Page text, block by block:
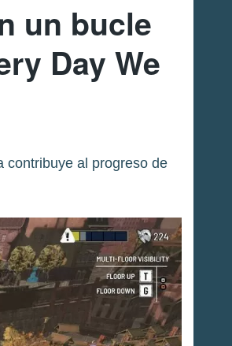
un bucle
Day We
contribuye al progreso de